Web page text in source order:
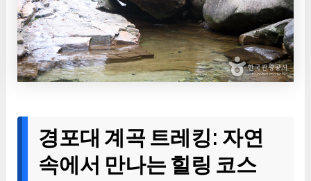
경포대 계곡 트레킹: 자연
속에서 만나는 힐링 코스